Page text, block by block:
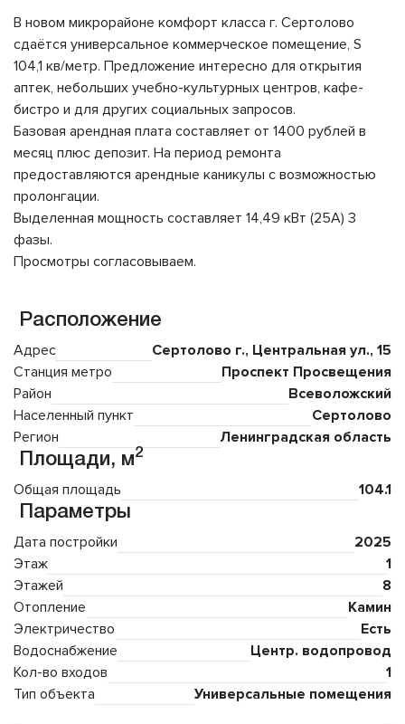
В новом микрорайоне комфорт класса г. Сертолово
сдаётся универсальное коммерческое помещение, S
104,1 кв/метр. Предложение интересно для открытия
аптек, небольших учебно-культурных центров, кафе-
бистро и для других социальных запросов.
Базовая арендная плата составляет от 1400 рублей в
месяц плюс депозит. На период ремонта
предоставляются арендные каникулы с возможностью
пролонгации.
Выделенная мощность составляет 14,49 кВт (25А) 3
фазы.
Просмотры согласовываем.
Расположение
Адрес
Сертолово г., Центральная ул., 15
Станция метро
Проспект Просвещения
Район
Всеволожский
Населенный пункт
Сертолово
Регион
Ленинградская область
Площади, м2
Общая площадь
104.1
Параметры
Дата постройки
2025
Этаж
1
Этажей
8
Отопление
Камин
Электричество
Есть
Водоснабжение
Центр. водопровод
Кол-во входов
1
Тип объекта
Универсальные помещения